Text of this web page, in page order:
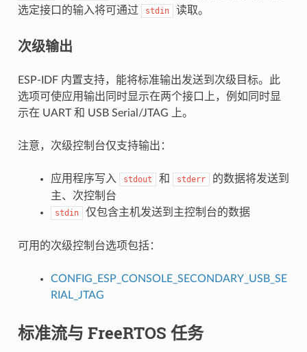
选定接口的输入将可通过
stdin 读取。
次级输出
ESP-IDF 内置支持，能将标准输出发送到次级目标。此
选项可使应用输出同时显示在两个接口上，例如同时显
示在 UART 和 USB Serial/JTAG 上。
注意，次级控制台仅支持输出：
应用程序写入 stdout 和 stderr
的数据将发送到
主、次控制台
stdin 仅包含主机发送到主控制台的数据
可用的次级控制台选项包括：
CONFIG_ESP_CONSOLE_SECONDARY_USB_SE
RIAL_JTAG
标准流与 FreeRTOS 任务